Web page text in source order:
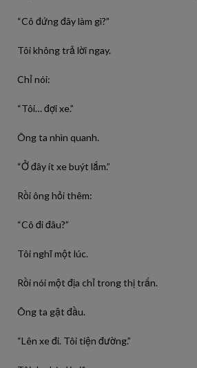
“Cô đứng đây làm gì?”
Tôi không trả lời ngay.
Chỉ nói:
“Tôi… đợi xe.”
Ông ta nhìn quanh.
“Ở đây ít xe buýt lắm.”
Rồi ông hỏi thêm:
“Cô đi đâu?”
Tôi nghĩ một lúc.
Rồi nói một địa chỉ trong thị trấn.
Ông ta gật đầu.
“Lên xe đi. Tôi tiện đường.”